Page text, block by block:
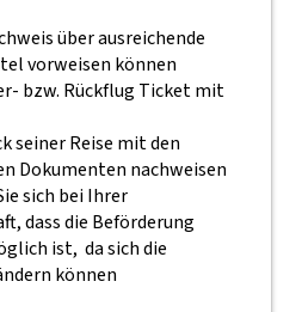
über ausreichende
vorweisen können
bzw. Rückflug Ticket mit
seiner Reise mit den
Dokumenten nachweisen
sich bei Ihrer
dass die Beförderung
ist, da sich die
können